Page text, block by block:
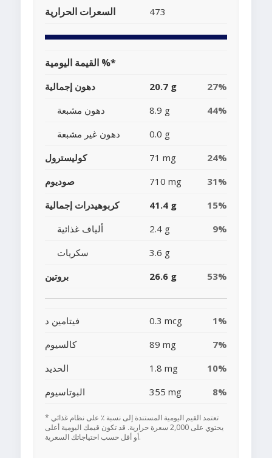
السعرات الحرارية 473
القيمة اليومية %*
دهون إجمالية 20.7 g
27%
دهون مشبعة
8.9 g
44%
دهون غير مشبعة
0.0 g
كوليسترول
71 mg
24%
صوديوم
710 mg
31%
كربوهيدرات إجمالية
41.4 g
15%
ألياف غذائية
2.4 g
9%
سكريات
3.6 g
بروتين
26.6 g 53%
فيتامين د 0.3 mcg
1%
كالسيوم
89 mg
7%
الحديد
1.8 mg
10%
البوتاسيوم
355 mg 8%
* تعتمد القيم اليومية المستندة إلى نسبة ٪ على نظام غذائي
يحتوي على 2,000 سعرة حرارية. قد تكون قيمك اليومية أعلى
أو أقل حسب احتياجاتك السعرية.